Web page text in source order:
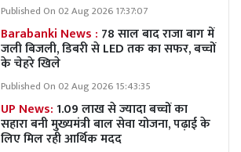
Published On 02 Aug 2026 17:37:07
Barabanki News : 78 साल बाद राजा बाग में
जली बिजली, डिबरी से LED तक का सफर, बच्चों
के चेहरे खिले
Published On 02 Aug 2026 15:43:35
UP News:1.09 लाख से ज्यादा बच्चों का
सहारा बनी मुख्यमंत्री बाल सेवा योजना, पढ़ाई के
लिए मिल रही आर्थिक मदद